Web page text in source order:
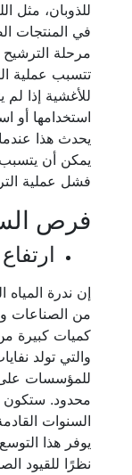
للذوبان، مثل
في المنتجات
مرحلة
تتسبب عملية
للأغشية إذا
استخدامها أو
يحدث هذا
يمكن أن
فشل عملية
فرص
إن ندرة
من الصناعات
كميات كبيرة من
والتي تولد
للمؤسسات على
محدود. ستكون
السنوات
يوفر هذا
نظرًا للقيود